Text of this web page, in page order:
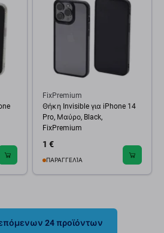
FixPremium
Θήκη Invisible για iPhone 14
Pro, Μαύρο, Black,
FixPremium
1 €
ΠΑΡΑΓΓΕΛΊΑ
24 προϊόντων